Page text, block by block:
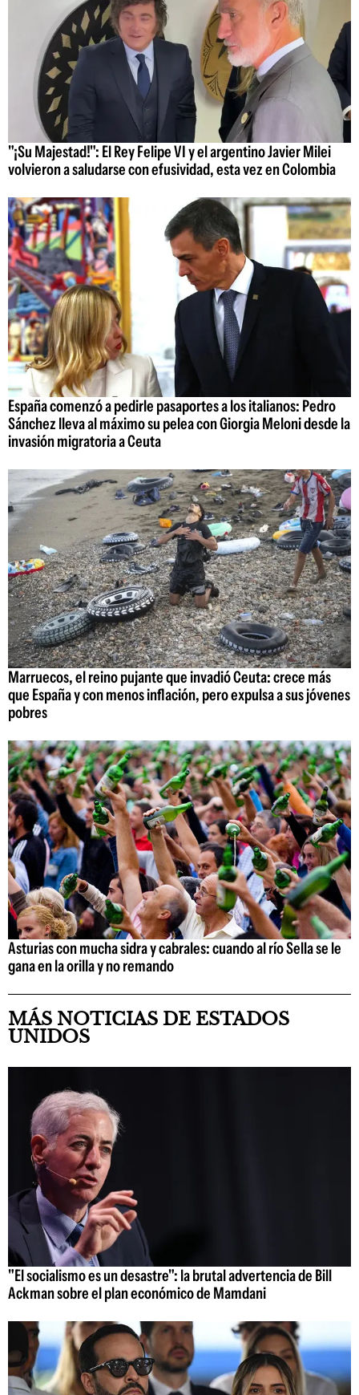
"¡Su Majestad!": El Rey Felipe VI y el argentino Javier Milei
volvieron a saludarse con efusividad, esta vez en Colombia
España comenzó a pedirle pasaportes a los italianos: Pedro
Sánchez lleva al máximo su pelea con Giorgia Meloni desde la
invasión migratoria a Ceuta
Marruecos, el reino pujante que invadió Ceuta: crece más
que España y con menos inflación, pero expulsa a sus jóvenes
pobres
Asturias con mucha sidra y cabrales: cuando al río Sella se le
gana en la orilla y no remando
MÁS NOTICIAS DE ESTADOS
UNIDOS
"El socialismo es un desastre": la brutal advertencia de Bill
Ackman sobre el plan económico de Mamdani